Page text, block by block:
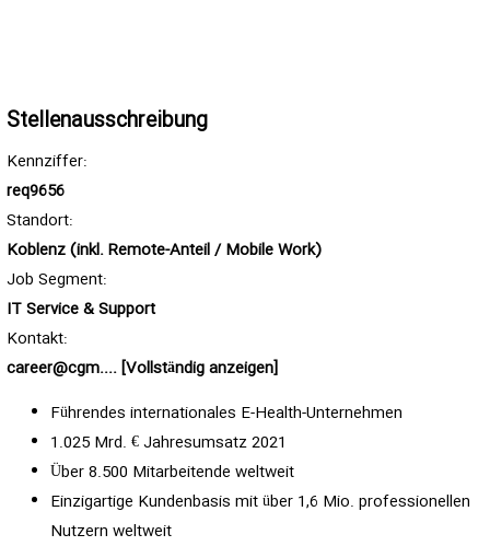
Stellenausschreibung
Kennziffer:
req9656
Standort:
Koblenz (inkl. Remote-Anteil / Mobile Work)
Job Segment:
IT Service & Support
Kontakt:
career@cgm.... [Vollständig anzeigen]
Führendes internationales E-Health-Unternehmen
1.025 Mrd. € Jahresumsatz 2021
Über 8.500 Mitarbeitende weltweit
Einzigartige Kundenbasis mit über 1,6 Mio. professionellen
Nutzern weltweit